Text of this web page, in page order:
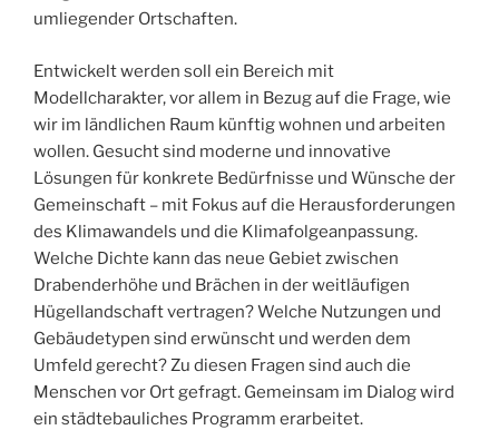
umliegender Ortschaften.
Entwickelt werden soll ein Bereich mit
Modellcharakter, vor allem in Bezug auf die Frage, wie
wir im ländlichen Raum künftig wohnen und arbeiten
wollen. Gesucht sind moderne und innovative
Lösungen für konkrete Bedürfnisse und Wünsche der
Gemeinschaft – mit Fokus auf die Herausforderungen
des Klimawandels und die Klimafolgeanpassung.
Welche Dichte kann das neue Gebiet zwischen
Drabenderhöhe und Brächen in der weitläufigen
Hügellandschaft vertragen? Welche Nutzungen und
Gebäudetypen sind erwünscht und werden dem
Umfeld gerecht? Zu diesen Fragen sind auch die
Menschen vor Ort gefragt. Gemeinsam im Dialog wird
ein städtebauliches Programm erarbeitet.